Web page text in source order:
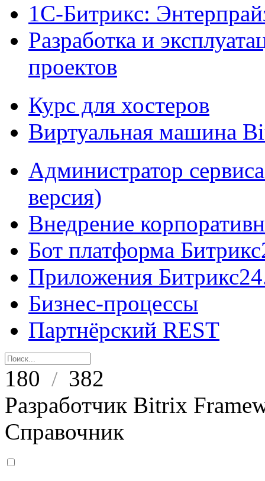
1С-Битрикс:
Разработка и
проектов
Курс для хостеров
Виртуальная машина
Администратор
версия)
Внедрение
Бот платформа
Приложения
Бизнес-процессы
Партнёрский REST
180 / 382
Разработчик Bitrix
Справочник